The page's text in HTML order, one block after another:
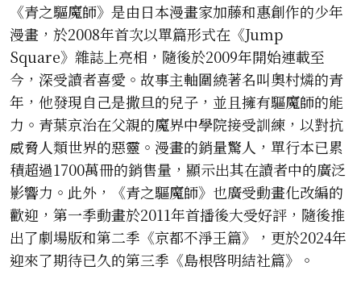
《青之驅魔師》是由日本漫畫家加藤和惠創作的少年
漫畫，於2008年首次以單篇形式在《Jump
Square》雜誌上亮相，隨後於2009年開始連載至
今，深受讀者喜愛。故事主軸圍繞著名叫奧村燐的青
年，他發現自己是撒旦的兒子，並且擁有驅魔師的能
力。青葉京治在父親的魔界中學院接受訓練，以對抗
威脅人類世界的惡靈。漫畫的銷量驚人，單行本已累
積超過1700萬冊的銷售量，顯示出其在讀者中的廣泛
影響力。此外，《青之驅魔師》也廣受動畫化改編的
歡迎，第一季動畫於2011年首播後大受好評，隨後推
出了劇場版和第二季《京都不淨王篇》，更於2024年
迎來了期待已久的第三季《島根啓明結社篇》。